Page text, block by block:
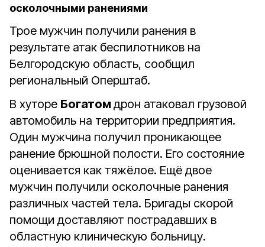
осколочными ранениями
Трое мужчин получили ранения в
результате атак беспилотников на
Белгородскую область, сообщил
региональный Оперштаб.
В хуторе Богатом дрон атаковал грузовой
автомобиль на территории предприятия.
Один мужчина получил проникающее
ранение брюшной полости. Его состояние
оценивается как тяжёлое. Ещё двое
мужчин получили осколочные ранения
различных частей тела. Бригады скорой
помощи доставляют пострадавших в
областную клиническую больницу.